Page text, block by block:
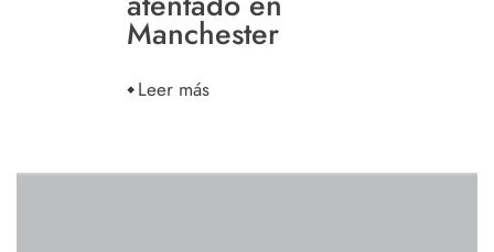
Manchester
Leer más